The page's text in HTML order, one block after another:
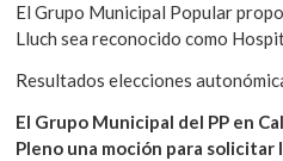
El Grupo Municipal Popular
Lluch sea reconocido como
Resultados elecciones
El Grupo Municipal del PP en
Pleno una moción para